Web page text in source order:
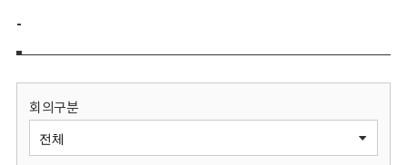
보
-
회의구분